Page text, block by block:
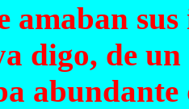
amaban
digo, de